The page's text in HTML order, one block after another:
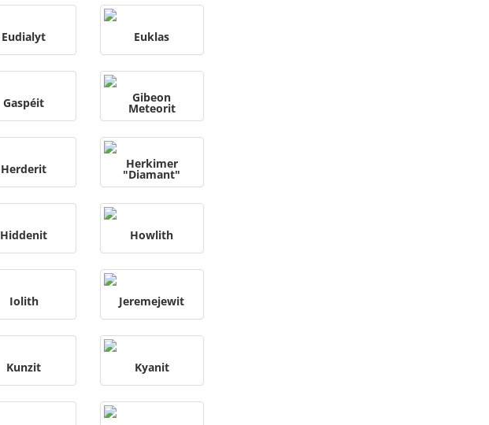
Eudialyt Euklas
Gaspéit Gibeon
Meteorit
Herderit Herkimer
"Diamant"
Hiddenit Howlith
Iolith Jeremejewit
Kunzit Kyanit